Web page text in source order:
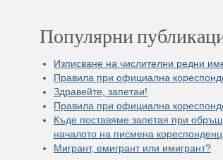
Популярни
Изписване на числителни редни
Правила при официална
Здравейте, запетаи!
Правила при официална
Къде поставяме запетая при
началото на писмена
Мигрант, емигрант или имигрант?